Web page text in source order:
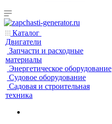
Каталог
Двигатели
Запчасти и расходные
материалы
Энергетическое оборудование
Судовое оборудование
Садовая и строительная
техника